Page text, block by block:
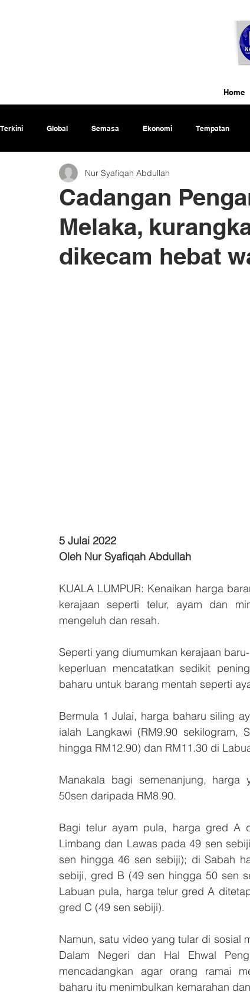
Terkini Global Semasa Ekonomi Tempatan
Cadangan
Melaka,
dikecam hebat
Nur Syafiqah Abdullah
5 Julai 2022
Oleh Nur Syafiqah Abdullah
KUALA LUMPUR: Kenaikan harga
kerajaan seperti telur, ayam dan
mengeluh dan resah.
Seperti yang diumumkan kerajaan
keperluan mencatatkan sedikit
baharu untuk barang mentah seperti
Bermula 1 Julai, harga baharu siling
ialah Langkawi (RM9.90 sekilogram,
hingga RM12.90) dan RM11.30 di
Manakala bagi semenanjung, harga
50sen daripada RM8.90.
Bagi telur ayam pula, harga gred A
Limbang dan Lawas pada 49 sen
sen hingga 46 sen sebiji); di Sabah
sebiji, gred B (49 sen hingga 50 sen
Labuan pula, harga telur gred A
gred C (49 sen sebiji).
Namun, satu video yang tular di sosial
Dalam Negeri dan Hal Ehwal
mencadangkan agar orang ramai
baharu itu menimbulkan kemarahan
Home